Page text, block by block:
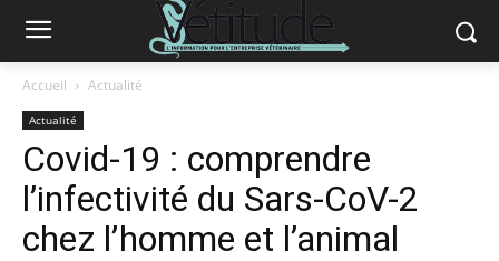
Accueil Actualité
Actualité
Covid-19 : comprendre
l’infectivité du Sars-CoV-2
chez l’homme et l’animal